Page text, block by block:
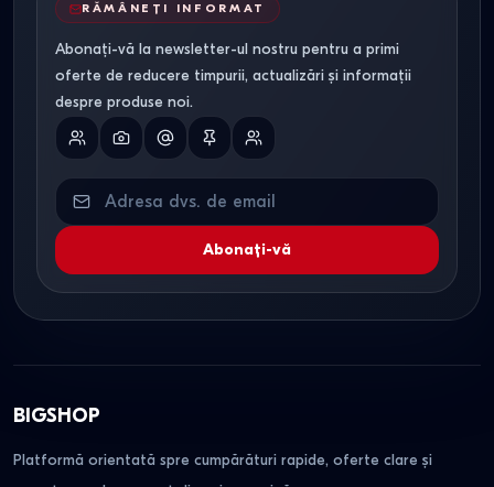
RĂMÂNEȚI INFORMAT
Abonați-vă la newsletter-ul nostru pentru a primi
oferte de reducere timpurii, actualizări și informații
despre produse noi.
Abonați-vă
BIGSHOP
Platformă orientată spre cumpărături rapide, oferte clare și